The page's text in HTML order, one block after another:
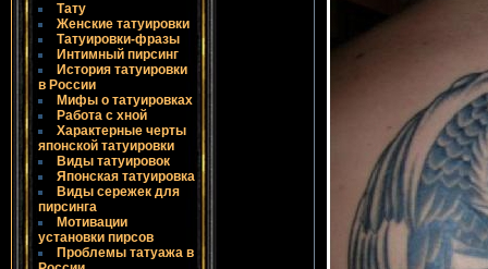
Тату
Женские татуировки
Татуировки-фразы
Интимный пирсинг
История татуировки
в России
Мифы о татуировках
Работа с хной
Характерные черты
японской татуировки
Виды татуировок
Японская татуировка
Виды сережек для
пирсинга
Мотивации
установки пирсов
Проблемы татуажа в